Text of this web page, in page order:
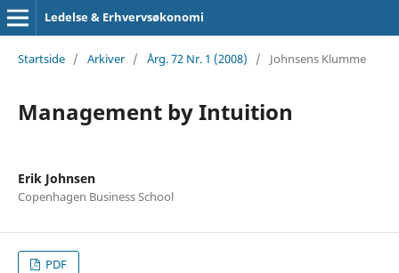
Ledelse & Erhvervsøkonomi
Startside / Arkiver / Årg. 72 Nr. 1 (2008) / Johnsens Klumme
Management by Intuition
Erik Johnsen
Copenhagen Business School
PDF